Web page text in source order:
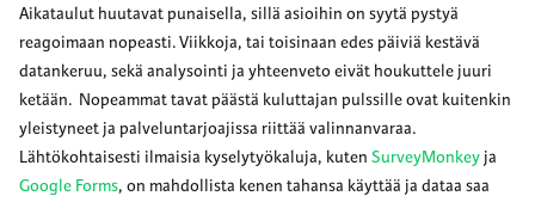
Aikataulut huutavat punaisella, sillä asioihin on syytä pystyä
reagoimaan nopeasti. Viikkoja, tai toisinaan edes päiviä kestävä
datankeruu, sekä analysointi ja yhteenveto eivät houkuttele juuri
ketään. Nopeammat tavat päästä kuluttajan pulssille ovat kuitenkin
yleistyneet ja palveluntarjoajissa riittää valinnanvaraa.
Lähtökohtaisesti ilmaisia kyselytyökaluja, kuten SurveyMonkey ja
Google Forms, on mahdollista kenen tahansa käyttää ja dataa saa